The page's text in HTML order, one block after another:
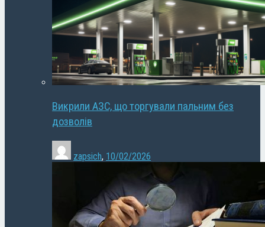
Викрили АЗС, що торгували пальним без
дозволів
zapsich, 10/02/2026